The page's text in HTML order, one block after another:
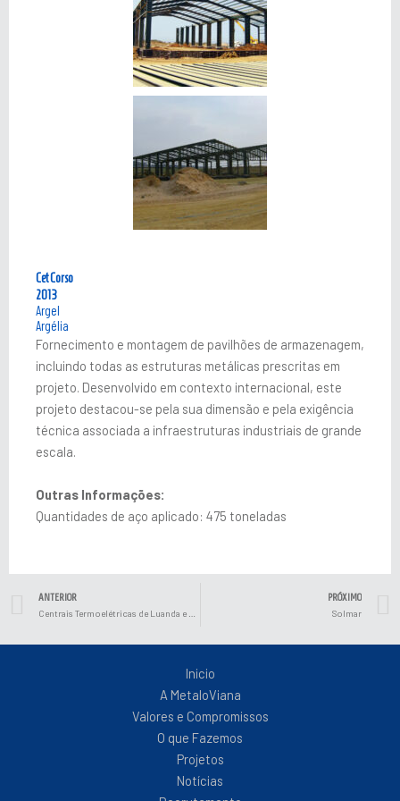
Cet Corso
2013
Argel
Argélia
Fornecimento e montagem de pavilhões de armazenagem,
incluindo todas as estruturas metálicas prescritas em
projeto. Desenvolvido em contexto internacional, este
projeto destacou-se pela sua dimensão e pela exigência
técnica associada a infraestruturas industriais de grande
escala.
Outras Informações:
Quantidades de aço aplicado: 475 toneladas
Prev
ANTERIOR
PRÓXIMO
Solmar
Inicio
A MetaloViana
Valores e Compromissos
O que Fazemos
Projetos
Notícias